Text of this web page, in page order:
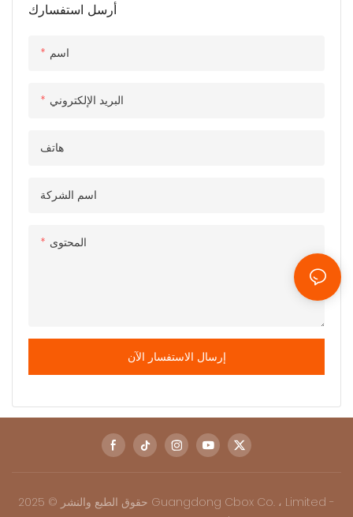
أرسل استفسارك
اسم
البريد الإلكتروني
هاتف
اسم الشركة
المحتوى
إرسال الاستفسار الآن
حقوق الطبع والنشر © 2025 Guangdong Cbox Co. ، Limited -